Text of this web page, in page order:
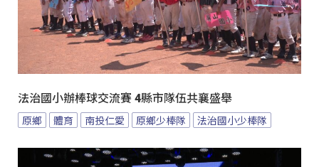
法治國小辦棒球交流賽 4縣市隊伍共襄盛舉
原鄉 體育 南投仁愛 原鄉少棒隊 法治國小少棒隊